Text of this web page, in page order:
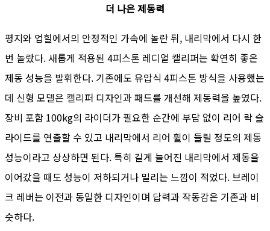
더 나은 제동력
평지와 업힐에서의 안정적인 가속에 놀란 뒤, 내리막에서 다시 한
번 놀랐다. 새롭게 적용된 4피스톤 레디얼 캘리퍼는 확연히 좋은
제동 성능을 발휘한다. 기존에도 유압식 4피스톤 방식을 사용했는
데 신형 모델은 캘리퍼 디자인과 패드를 개선해 제동력을 높였다.
장비 포함 100kg의 라이더가 필요한 순간에 부담 없이 리어 락 슬
라이드를 연출할 수 있고 내리막에서 리어 휠이 들릴 정도의 제동
성능이라고 상상하면 된다. 특히 길게 늘어진 내리막에서 제동을
이어갔을 때도 성능이 저하되거나 밀리는 느낌이 적었다. 브레이
크 레버는 이전과 동일한 디자인이며 답력과 작동감은 기존과 비
슷하다.